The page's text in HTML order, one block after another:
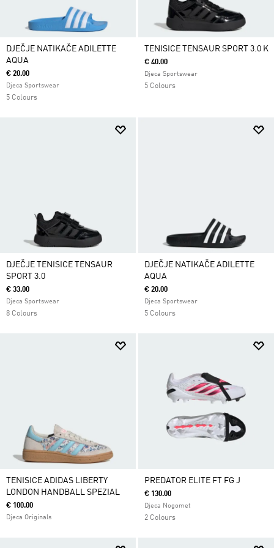
DJEČJE NATIKAČE ADILETTE
AQUA
€ 20.00
Djeca Sportswear
5 Colours
TENISICE TENSAUR SPORT 3.0 K
€ 40.00
Djeca Sportswear
5 Colours
DJEČJE TENISICE TENSAUR
SPORT 3.0
€ 33.00
Djeca Sportswear
8 Colours
DJEČJE NATIKAČE ADILETTE
AQUA
€ 20.00
Djeca Sportswear
5 Colours
TENISICE ADIDAS LIBERTY
LONDON HANDBALL SPEZIAL
€ 100.00
Djeca Originals
PREDATOR ELITE FT FG J
€ 130.00
Djeca Nogomet
2 Colours